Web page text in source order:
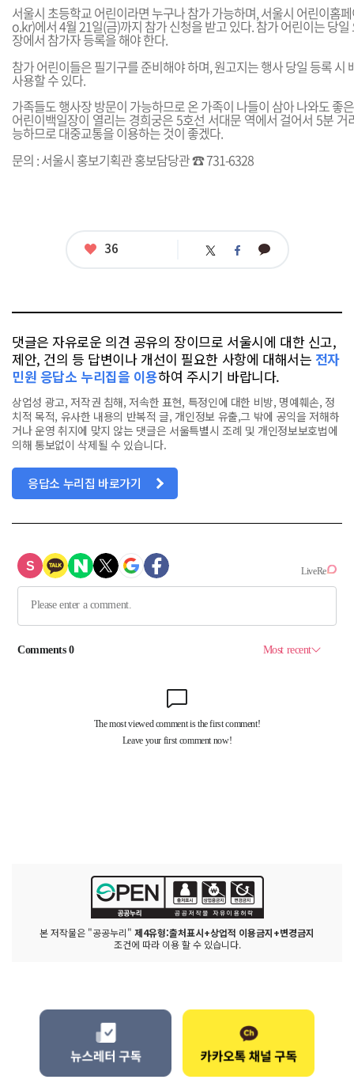
서울시 초등학교 어린이라면 누구나 참가 가능하며, 서울시 어린이홈
o.kr)에서 4월 21일(금)까지 참가 신청을 받고 있다. 참가 어린이는 당
장에서 참가자 등록을 해야 한다.
참가 어린이들은 필기구를 준비해야 하며, 원고지는 행사 당일 등록 시
사용할 수 있다.
가족들도 행사장 방문이 가능하므로 온 가족이 나들이 삼아 나와도 좋
어린이백일장이 열리는 경희궁은 5호선 서대문 역에서 걸어서 5분 거
능하므로 대중교통을 이용하는 것이 좋겠다.
문의 : 서울시 홍보기획관 홍보담당관 ☎ 731-6328
좋
36 트 페 카
댓글은 자유로운 의견 공유의 장이므로 서울시에 대한 신고,
제안, 건의 등 답변이나 개선이 필요한 사항에 대해서는 전자
민원 응답소 누리집을 이용하여 주시기 바랍니다.
상업성 광고, 저작권 침해, 저속한 표현, 특정인에 대한 비방, 명예훼손, 정
치적 목적, 유사한 내용의 반복적 글, 개인정보 유출,그 밖에 공익을 저해하
거나 운영 취지에 맞지 않는 댓글은 서울특별시 조례 및 개인정보보호법에
의해 통보없이 삭제될 수 있습니다.
응답소 누리집 바로가기
본 저작물은 "공공누리" 제4유형:출처표시+상업적 이용금지+변경금지
조건에 따라 이용 할 수 있습니다.